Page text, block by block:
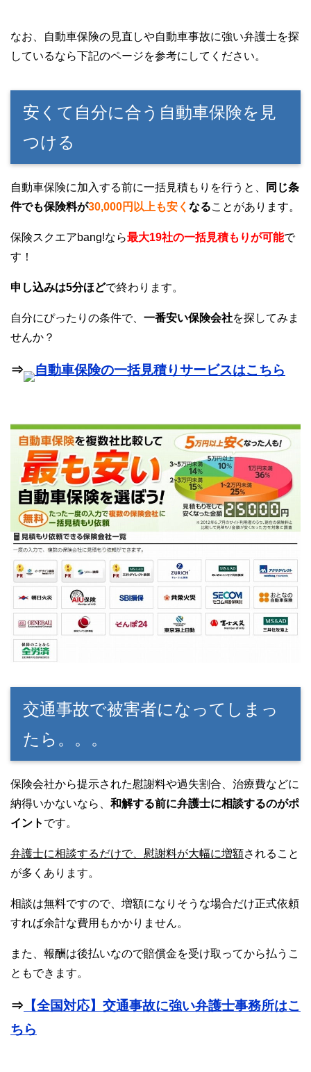
なお、自動車保険の見直しや自動車事故に強い弁護士を探
しているなら下記のページを参考にしてください。
安くて自分に合う自動車保険を見
つける
自動車保険に加入する前に一括見積もりを行うと、
同じ条
件でも保険料が30,000円以上も安く なることがあります。
保険スクエアbang!なら最大19社の一括見積もりが可能で
す！
申し込みは5分ほどで終わります。
自分にぴったりの条件で、 一番安い保険会社を探してみま
せんか？
⇒ 自動車保険の一括見積りサービスはこちら
交通事故で被害者になってしまっ
たら。。。
保険会社から提示された慰謝料や過失割合、治療費などに
納得いかないなら、 和解する前に弁護士に相談するのがポ
イント です。
弁護士に相談するだけで、慰謝料が大幅に増額されること
が多くあります。
相談は無料ですので、増額になりそうな場合だけ正式依頼
すれば余計な費用もかかりません。
また、報酬は後払いなので賠償金を受け取ってから払うこ
ともできます。
⇒ 【全国対応】交通事故に強い弁護士事務所はこ
ちら